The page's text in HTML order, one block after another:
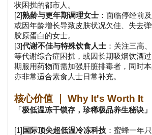
状困扰的都市人。
[2]熟龄与更年期调理女士 ：面临停经前
或因年龄增长导致皮肤状况欠佳、失去
胶原蛋白的女士。
[3]代谢不佳与特殊饮食人士 ：关注三高
等代谢综合症困扰，或因长期吸烟饮酒
期服用药物而需加强肝脏排毒者，同时
亦非常适合素食人士日常补充。
核心价值 ｜ Why It's Worth It
「极低温冻干锁存，珍稀极品养生秘诀」
[1] 国际顶尖超低温冷冻科技 ：蜜蜂一年